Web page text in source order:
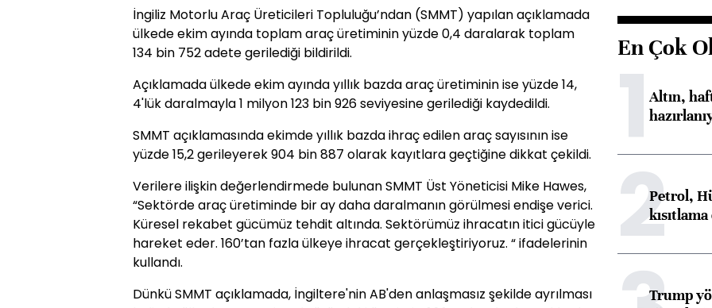
İngiliz Motorlu Araç Üreticileri Topluluğu’ndan (SMMT) yapılan açıklamada
ülkede ekim ayında toplam araç üretiminin yüzde 0,4 daralarak toplam
134 bin 752 adete gerilediği bildirildi.
Açıklamada ülkede ekim ayında yıllık bazda araç üretiminin ise yüzde 14,
4'lük daralmayla 1 milyon 123 bin 926 seviyesine gerilediği kaydedildi.
SMMT açıklamasında ekimde yıllık bazda ihraç edilen araç sayısının ise
yüzde 15,2 gerileyerek 904 bin 887 olarak kayıtlara geçtiğine dikkat çekildi.
Verilere ilişkin değerlendirmede bulunan SMMT Üst Yöneticisi Mike Hawes,
“Sektörde araç üretiminde bir ay daha daralmanın görülmesi endişe verici.
Küresel rekabet gücümüz tehdit altında. Sektörümüz ihracatın itici gücüyle
hareket eder. 160’tan fazla ülkeye ihracat gerçekleştiriyoruz. “ ifadelerinin
kullandı.
Dünkü SMMT açıklamada, İngiltere'nin AB'den anlaşmasız şekilde ayrılması
En Çok
1Altın,
2Petrol,
Trump